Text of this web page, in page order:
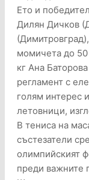
Ето и
Дилян Дичков
момичета до
кг Ана
регламент с
голям интерес
летовници,
В тениса на
състезатели
олимпийският
преди важните